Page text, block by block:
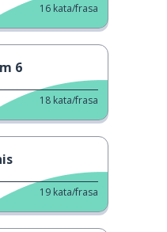
16 kata/frasa
6
18 kata/frasa
19 kata/frasa